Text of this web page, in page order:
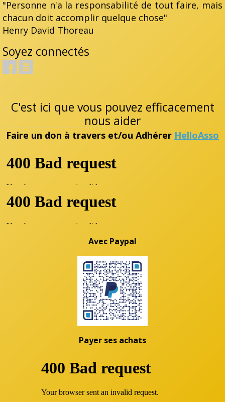
"Personne n'a la responsabilité de tout faire, mais
chacun doit accomplir quelque chose"
Henry David Thoreau
Soyez connectés
C'est ici que vous pouvez efficacement
nous aider
Faire un don à travers et/ou Adhérer HelloAsso
Avec Paypal
Payer ses achats